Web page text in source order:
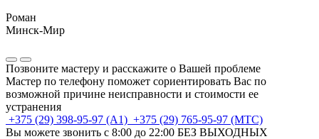
Роман
Минск-Мир
Позвоните мастеру и расскажите о Вашей проблеме
Мастер по телефону поможет сориентировать Вас по
возможной причине неисправности и стоимости ее
устранения
+375 (29) 398-95-97 (А1) +375 (29) 765-95-97 (МТС)
Вы можете звонить с 8:00 до 22:00 БЕЗ ВЫХОДНЫХ